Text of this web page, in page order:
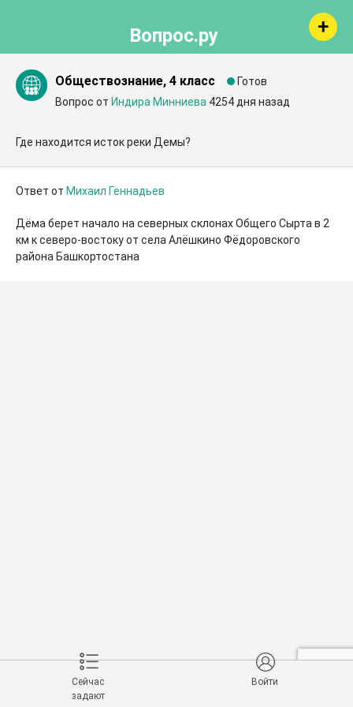
Вопрос.ру
Обществознание, 4 класс
Готов
Вопрос от Индира Минниева 4254 дня назад
Где находится исток реки Демы?
Ответ от Михаил Геннадьев
Дёма берет начало на северных склонах Общего Сырта в 2
км к северо-востоку от села Алёшкино Фёдоровского
района Башкортостана
Сейчас
задают
Войти